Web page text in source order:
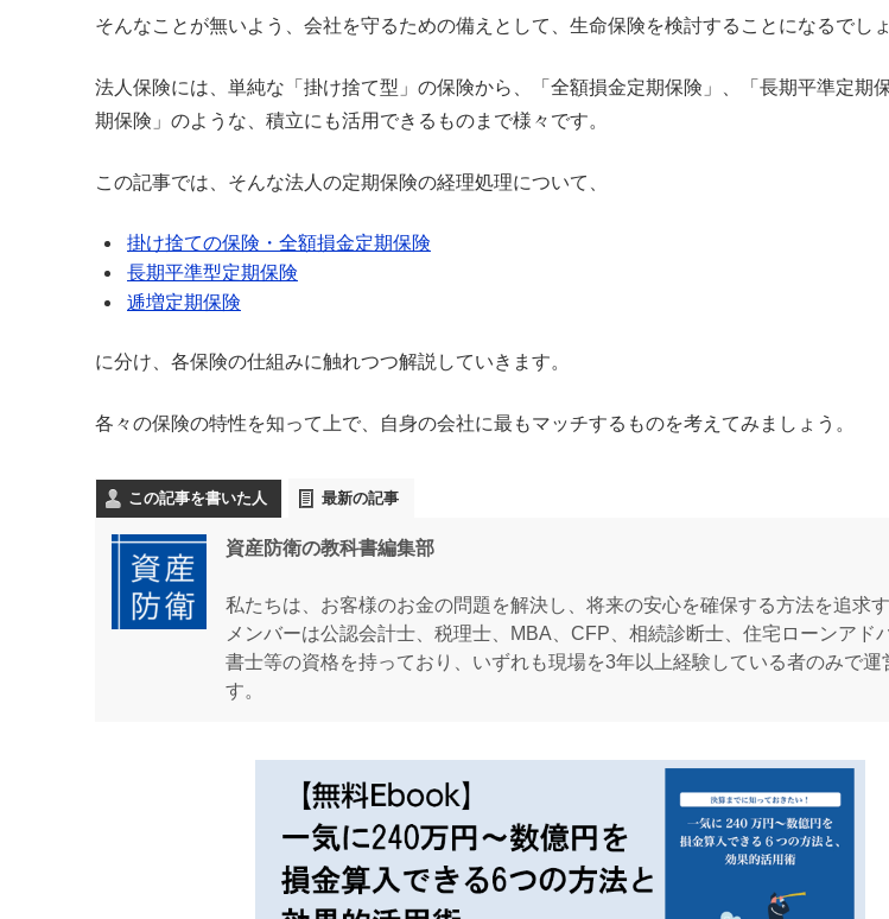
そんなことが無いよう、会社を守るための備えとして、生命保険を検討することになるでしょ
法人保険には、単純な「掛け捨て型」の保険から、「全額損金定期保険」、「長期平準定期
期保険」のような、積立にも活用できるものまで様々です。
この記事では、そんな法人の定期保険の経理処理について、
掛け捨ての保険・全額損金定期保険
長期平準型定期保険
逓増定期保険
に分け、各保険の仕組みに触れつつ解説していきます。
各々の保険の特性を知って上で、自身の会社に最もマッチするものを考えてみましょう。
この記事を書いた人 最新の記事
資産防衛の教科書編集部
私たちは、お客様のお金の問題を解決し、将来の安心を確保する方法を追求す
メンバーは公認会計士、税理士、MBA、CFP、相続診断士、住宅ローンアド
書士等の資格を持っており、いずれも現場を3年以上経験している者のみで運
す。